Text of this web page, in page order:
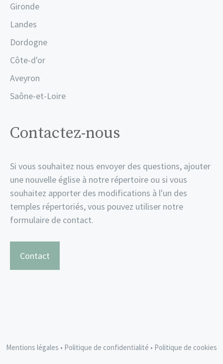
Gironde
Landes
Dordogne
Côte-d'or
Aveyron
Saône-et-Loire
Contactez-nous
Si vous souhaitez nous envoyer des questions, ajouter
une nouvelle église à notre répertoire ou si vous
souhaitez apporter des modifications à l'un des
temples répertoriés, vous pouvez utiliser notre
formulaire de contact.
Contact
Mentions légales • Politique de confidentialité • Politique de cookies